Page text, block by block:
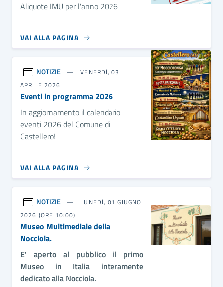
Aliquote IMU per l'anno 2026
VAI ALLA PAGINA
NOTIZIE
VENERDÌ, 03
APRILE 2026
Eventi in programma 2026
In aggiornamento il calendario
eventi 2026 del Comune di
Castellero!
VAI ALLA PAGINA
NOTIZIE
LUNEDÌ, 01 GIUGNO
2026 (ORE 10:00)
Museo Multimediale della
Nocciola.
E' aperto al pubblico il primo
Museo in Italia interamente
dedicato alla Nocciola.